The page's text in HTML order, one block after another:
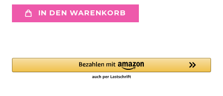
IN DEN WARENKORB